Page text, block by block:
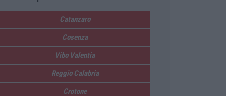
Catanzaro
Cosenza
Vibo Valentia
Reggio Calabria
Crotone